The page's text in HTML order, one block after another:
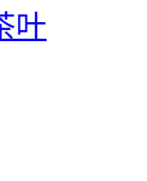
叶